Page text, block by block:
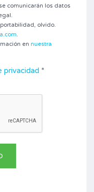
comunicarán los datos
olvido.
.
en nuestra
privacidad *